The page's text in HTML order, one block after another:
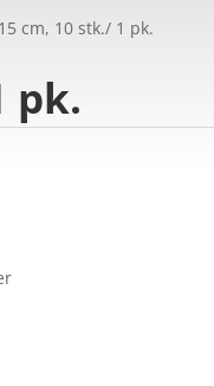
cm, 10 stk./ 1 pk.
pk.